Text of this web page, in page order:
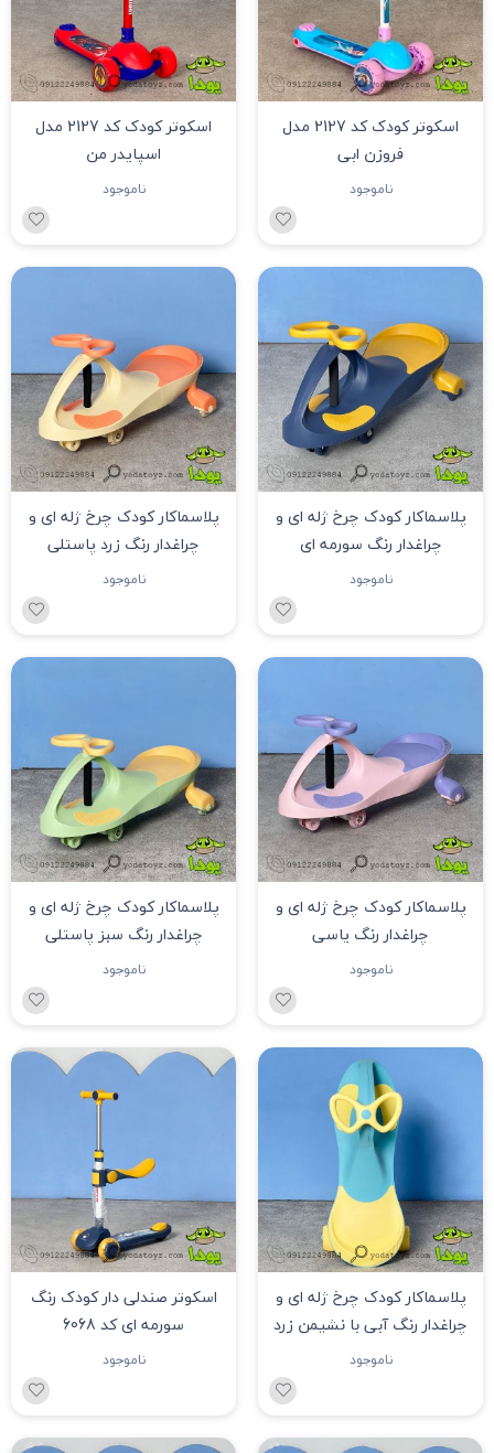
اسکوتر کودک کد 2127 مدل
فروزن ابی
ناموجود
اسکوتر کودک کد 2127 مدل
اسپایدر من
ناموجود
پلاسماکار کودک چرخ ژله ای و
چراغدار رنگ سورمه ای
ناموجود
پلاسماکار کودک چرخ ژله ای و
چراغدار رنگ زرد پاستلی
ناموجود
پلاسماکار کودک چرخ ژله ای و
چراغدار رنگ یاسی
ناموجود
پلاسماکار کودک چرخ ژله ای و
چراغدار رنگ سبز پاستلی
ناموجود
پلاسماکار کودک چرخ ژله ای و
چراغدار رنگ آبی با نشیمن زرد
ناموجود
اسکوتر صندلی دار کودک رنگ
سورمه ای کد 6068
ناموجود